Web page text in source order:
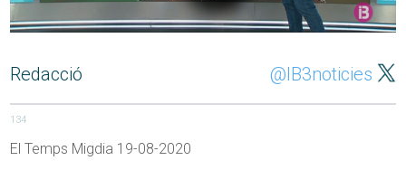
Redacció @IB3noticies
134
El Temps Migdia 19-08-2020